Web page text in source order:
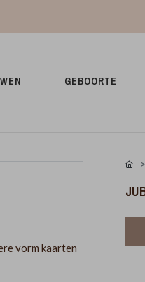
GEBOORTE
vorm kaarten